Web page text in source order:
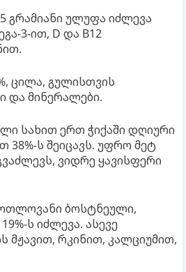
გრამიანი ულუფა იძლევა
3-ით, D და B12
ცილა, გულისთვის
და მინერალები.
სახით ერთ ჭიქაში დღიური
ს შეიცავს. უფრო მეტ
ვიდრე ყავისფერი
ბოსტნეული,
ს იძლევა. ასევე
მჟავით, რკინით, კალციუმით,